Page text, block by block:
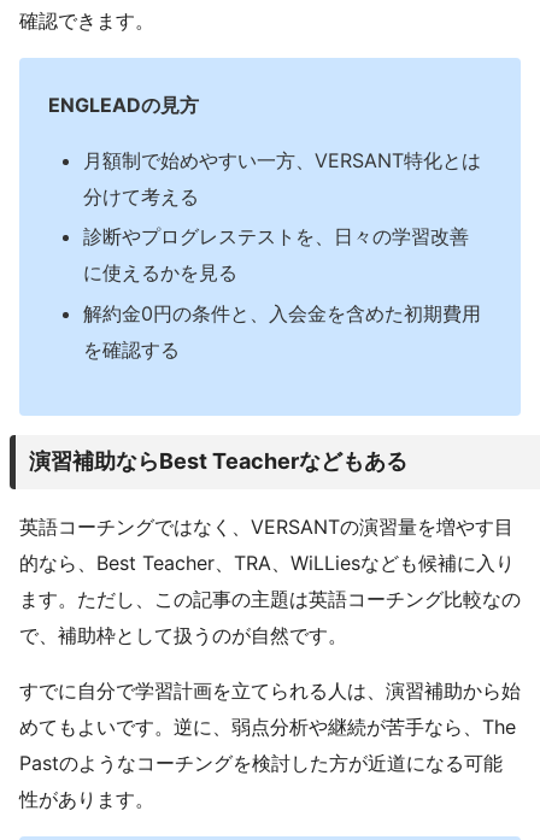
確認できます。
ENGLEADの見方
月額制で始めやすい一方、VERSANT特化とは
分けて考える
診断やプログレステストを、日々の学習改善
に使えるかを見る
解約金0円の条件と、入会金を含めた初期費用
を確認する
演習補助ならBest Teacherなどもある
英語コーチングではなく、VERSANTの演習量を増やす目
的なら、Best Teacher、TRA、WiLLiesなども候補に入り
ます。ただし、この記事の主題は英語コーチング比較なの
で、補助枠として扱うのが自然です。
すでに自分で学習計画を立てられる人は、演習補助から始
めてもよいです。逆に、弱点分析や継続が苦手なら、The
Pastのようなコーチングを検討した方が近道になる可能
性があります。